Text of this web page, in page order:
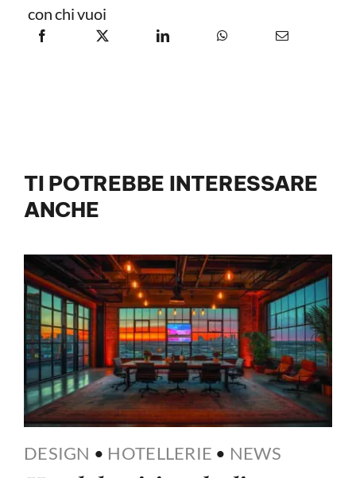
con chi vuoi
TI POTREBBE INTERESSARE
ANCHE
DESIGN • HOTELLERIE • NEWS